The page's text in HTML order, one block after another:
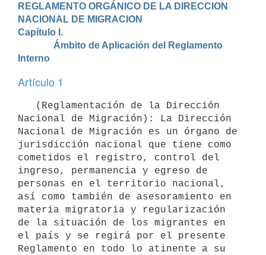
REGLAMENTO ORGÁNICO DE LA DIRECCION
NACIONAL DE MIGRACION
Capítulo I.
Interno
Artículo 1
Nacional de Migración): La Dirección
Nacional de Migración es un órgano de
jurisdicción nacional que tiene como
cometidos el registro, control del
ingreso, permanencia y egreso de
personas en el territorio nacional,
así como también de asesoramiento en
materia migratoria y regularización
de la situación de los migrantes en
el país y se regirá por el presente
Reglamento en todo lo atinente a su